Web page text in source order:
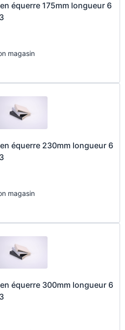
équerre 175mm longueur 6
magasin
équerre 230mm longueur 6
magasin
équerre 300mm longueur 6